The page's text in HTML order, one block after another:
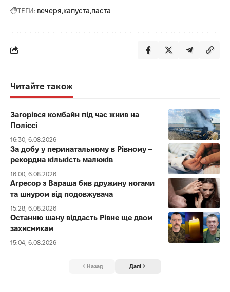
ТЕГИ: вечеря капуста паста
Читайте також
Загорівся комбайн під час жнив на
Поліссі
16:30, 6.08.2026
За добу у перинатальному в Рівному –
рекордна кількість малюків
16:00, 6.08.2026
Агресор з Вараша бив дружину ногами
та шнуром від подовжувача
15:28, 6.08.2026
Останню шану віддасть Рівне ще двом
захисникам
15:04, 6.08.2026
Назад Далі